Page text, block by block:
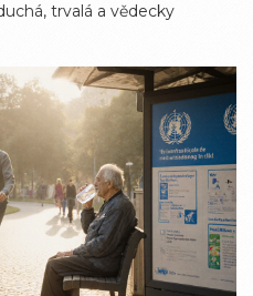
trvalá a vědecky